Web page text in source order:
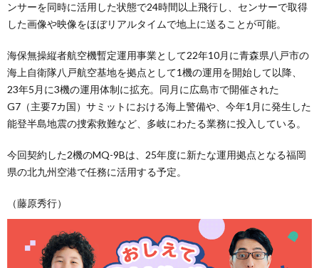
ンサーを同時に活用した状態で24時間以上飛行し、センサーで取得
した画像や映像をほぼリアルタイムで地上に送ることが可能。
海保無操縦者航空機暫定運用事業として22年10月に青森県八戸市の
海上自衛隊八戸航空基地を拠点として1機の運用を開始して以降、
23年5月に3機の運用体制に拡充。同月に広島市で開催された
G7（主要7カ国）サミットにおける海上警備や、今年1月に発生した
能登半島地震の捜索救難など、多岐にわたる業務に投入している。
今回契約した2機のMQ-9Bは、25年度に新たな運用拠点となる福岡
県の北九州空港で任務に活用する予定。
（藤原秀行）